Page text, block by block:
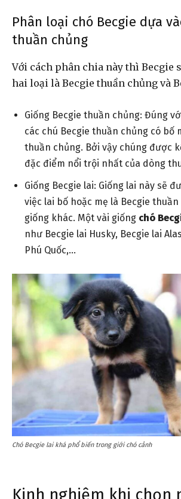
Phân loại chó Becgie dựa
thuần chủng
Với cách phân chia này thì Becgie
hai loại là Becgie thuần chủng và
Giống Becgie thuần chủng: Đúng
các chú Becgie thuần chủng có bố
thuần chủng. Bởi vậy chúng được
đặc điểm nổi trội nhất của dòng
Giống Becgie lai: Giống lai này sẽ
việc lai bố hoặc mẹ là Becgie
giống khác. Một vài giống chó
như Becgie lai Husky, Becgie lai
Phú Quốc,…
Chó Becgie lai khá phổ biến trong giới chó cảnh
Kinh nghiệm khi chọn